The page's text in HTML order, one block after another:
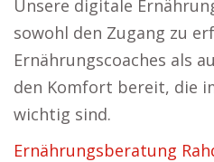
Unsere digitale
sowohl den Zugang zu
Ernährungscoaches als
den Komfort bereit, die
wichtig sind.
Ernährungsberatung